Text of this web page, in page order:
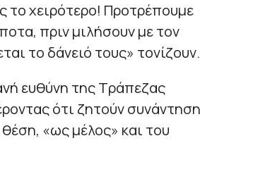
το χειρότερο! Προτρέπουμε
πριν μιλήσουν με τον
το δάνειό τους» τονίζουν.
ευθύνη της Τράπεζας
ότι ζητούν συνάντηση
«ως μέλος» και του